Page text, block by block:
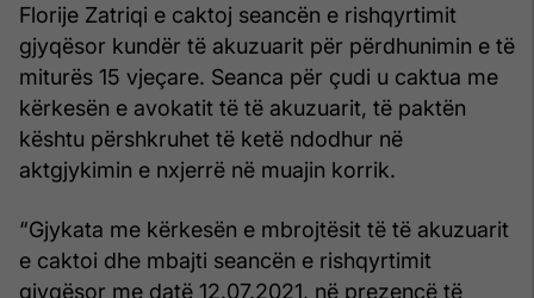
Florije Zatriqi e caktoj seancën e rishqyrtimit
gjyqësor kundër të akuzuarit për përdhunimin e të
miturës 15 vjeçare. Seanca për çudi u caktua me
kërkesën e avokatit të të akuzuarit, të paktën
kështu përshkruhet të ketë ndodhur në
aktgjykimin e nxjerrë në muajin korrik.
“Gjykata me kërkesën e mbrojtësit të të akuzuarit
e caktoi dhe mbajti seancën e rishqyrtimit
gjyqësor me datë 12.07.2021, në prezencë të